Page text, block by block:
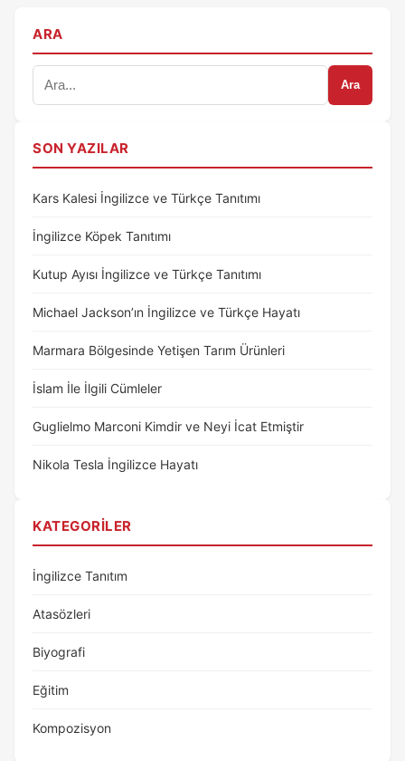
ARA
Ara
SON YAZILAR
Kars Kalesi İngilizce ve Türkçe Tanıtımı
İngilizce Köpek Tanıtımı
Kutup Ayısı İngilizce ve Türkçe Tanıtımı
Michael Jackson’ın İngilizce ve Türkçe Hayatı
Marmara Bölgesinde Yetişen Tarım Ürünleri
İslam İle İlgili Cümleler
Guglielmo Marconi Kimdir ve Neyi İcat Etmiştir
Nikola Tesla İngilizce Hayatı
KATEGORILER
İngilizce Tanıtım
Atasözleri
Biyografi
Eğitim
Kompozisyon